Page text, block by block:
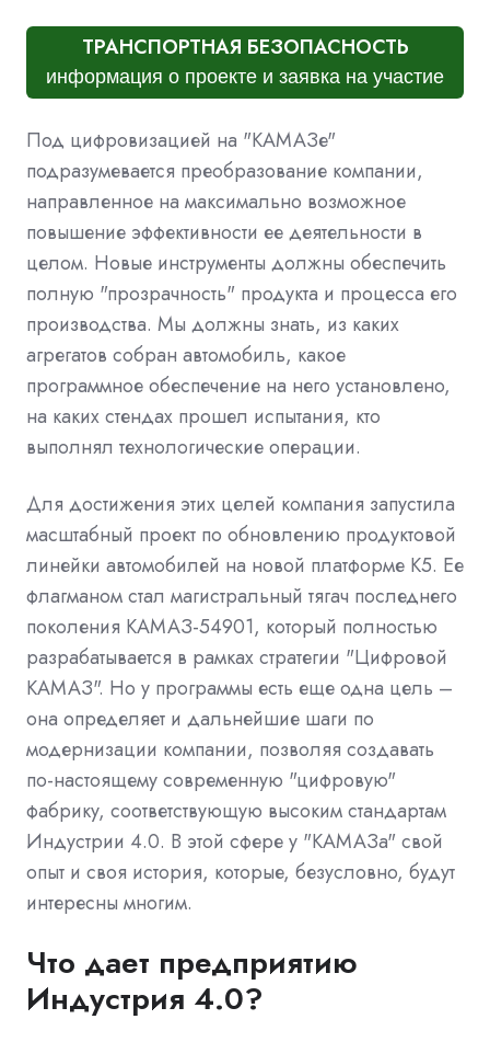
ТРАНСПОРТНАЯ БЕЗОПАСНОСТЬ
информация о проекте и заявка на участие
Под цифровизацией на "КАМАЗе"
подразумевается преобразование компании,
направленное на максимально возможное
повышение эффективности ее деятельности в
целом. Новые инструменты должны обеспечить
полную "прозрачность" продукта и процесса его
производства. Мы должны знать, из каких
агрегатов собран автомобиль, какое
программное обеспечение на него установлено,
на каких стендах прошел испытания, кто
выполнял технологические операции.
Для достижения этих целей компания запустила
масштабный проект по обновлению продуктовой
линейки автомобилей на новой платформе К5. Ее
флагманом стал магистральный тягач последнего
поколения КАМАЗ-54901, который полностью
разрабатывается в рамках стратегии "Цифровой
КАМАЗ". Но у программы есть еще одна цель –
она определяет и дальнейшие шаги по
модернизации компании, позволяя создавать
по-настоящему современную "цифровую"
фабрику, соответствующую высоким стандартам
Индустрии 4.0. В этой сфере у "КАМАЗа" свой
опыт и своя история, которые, безусловно, будут
интересны многим.
Что дает предприятию
Индустрия 4.0?